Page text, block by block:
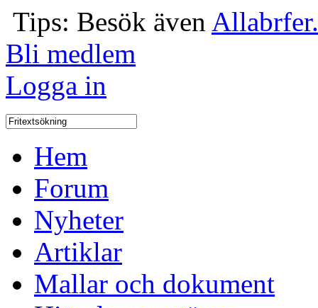
Tips: Besök även
Bli medlem
Logga in
Hem
Forum
Nyheter
Artiklar
Mallar och dokument